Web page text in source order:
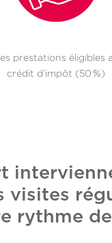
prestations éligibles
crédit d’impôt (50 %)
visites
rythme